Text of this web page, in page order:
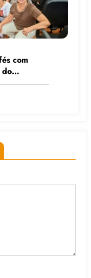
com
do